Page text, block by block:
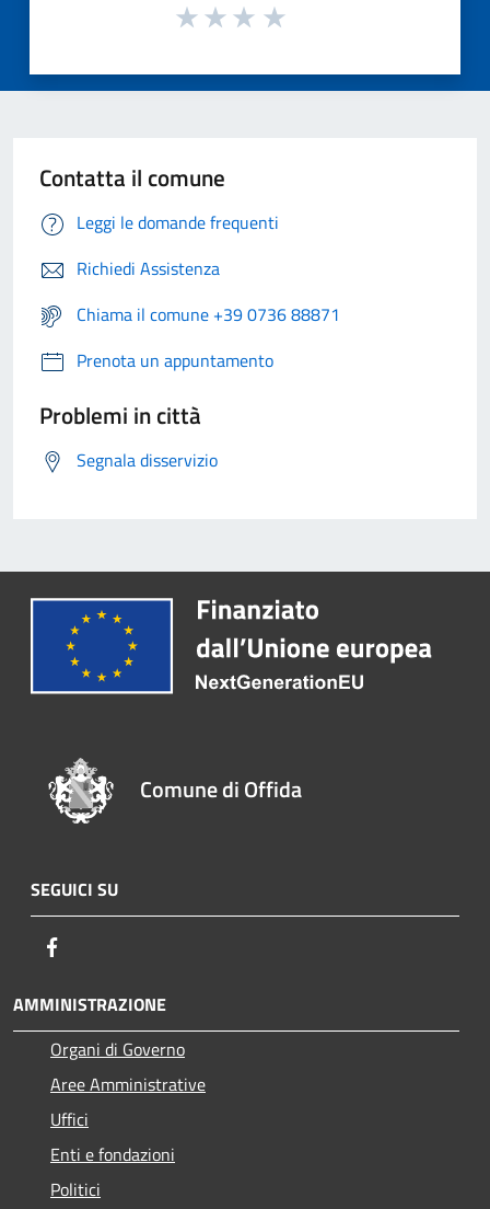
Contatta il comune
Leggi le domande frequenti
Richiedi Assistenza
Chiama il comune +39 0736 88871
Prenota un appuntamento
Problemi in città
Segnala disservizio
Comune di Offida
SEGUICI SU
AMMINISTRAZIONE
Organi di Governo
Aree Amministrative
Uffici
Enti e fondazioni
Politici